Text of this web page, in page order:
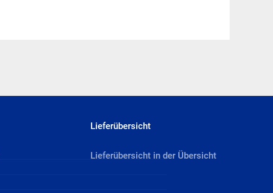
Lieferübersicht
Lieferübersicht in der Übersicht